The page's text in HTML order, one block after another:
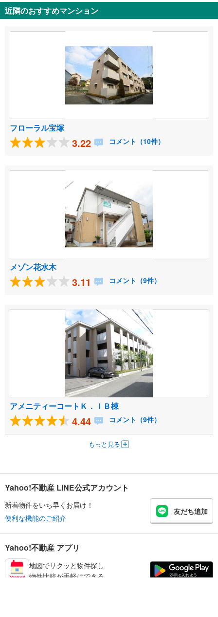
近隣のおすすめマンション
フローラル宝塚
3.22 コメント（10件）
メゾン花水木
3.11 コメント（9件）
アメニティーコートＫ．ＩＢ棟
4.44 コメント（9件）
もっと見る
Yahoo!不動産 LINE公式アカウント
新着物件をいち早くお届け！
便利な機能のご紹介
友だち追加
Yahoo!不動産 アプリ
地図でサクッと物件探し
物件比較が手軽にできる